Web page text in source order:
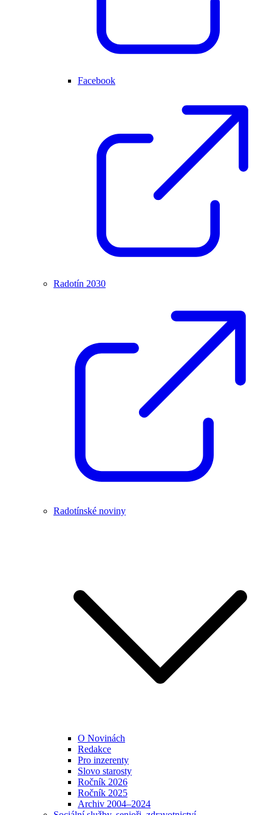
Facebook
Radotín 2030
Radotínské noviny
O Novinách
Redakce
Pro inzerenty
Slovo starosty
Ročník 2026
Ročník 2025
Archiv 2004–2024